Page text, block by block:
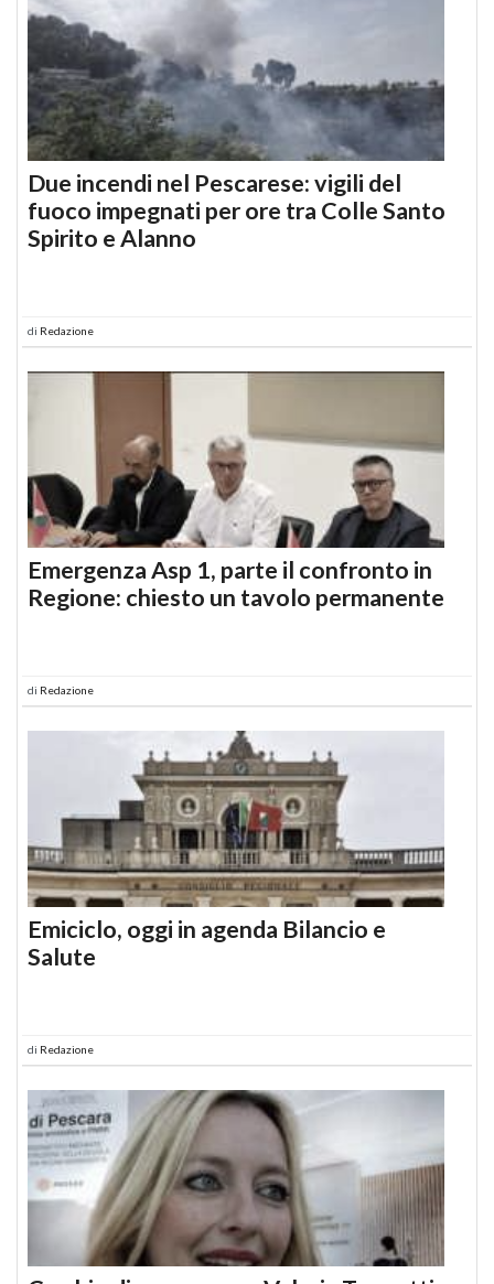
Due incendi nel Pescarese: vigili del
fuoco impegnati per ore tra Colle Santo
Spirito e Alanno
di Redazione
Emergenza Asp 1, parte il confronto in
Regione: chiesto un tavolo permanente
di Redazione
Emiciclo, oggi in agenda Bilancio e
Salute
di Redazione